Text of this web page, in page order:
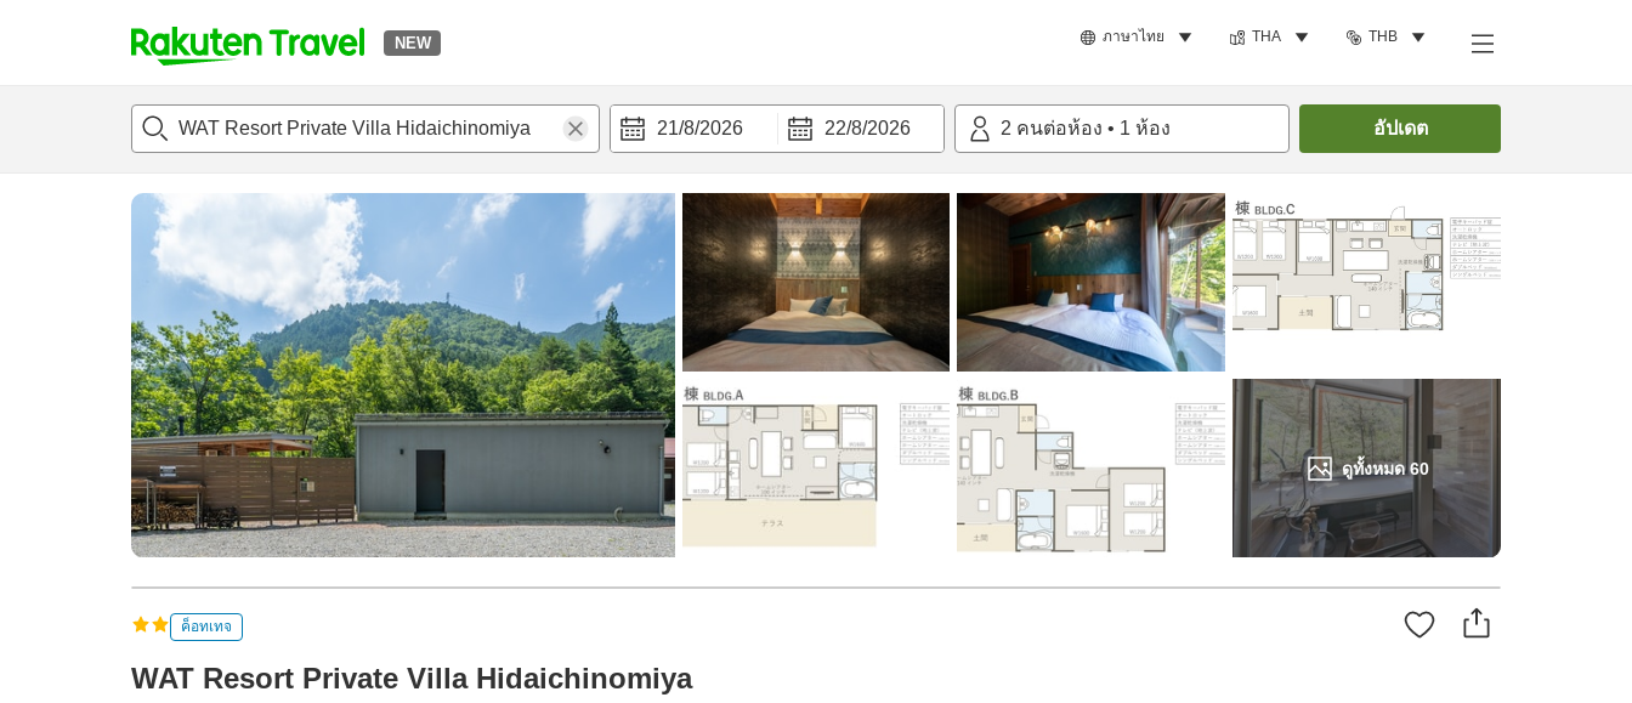
NEW ภาษาไทย THA THB
t
p
a
e
a
r
c
h
21/8/2026 22/8/2026 2 คนต่อห้อง • 1 ห้อง อัปเดต
ดูทั้งหมด60
แนะนำที่พักห้องพักและแพลนพักรีวิว สิ่่งอำนวยความสะดวก ค้นหาห้องพัก
ค็อทเทจ
WAT Resort Private Villa Hidaichinomiya